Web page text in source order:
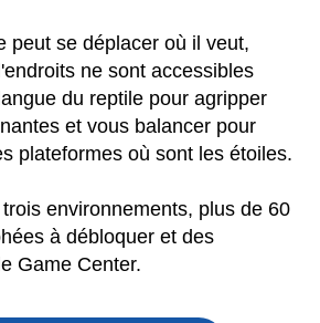
peut se déplacer où il veut,
ne sont accessibles
du reptile pour agripper
et vous balancer pour
plateformes où sont les étoiles.
environnements, plus de 60
à débloquer et des
Game Center.